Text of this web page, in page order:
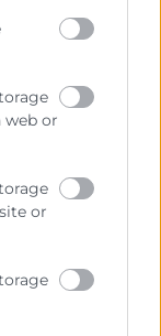
web or
or
Cambra
teixit
paper com a
la inversió i
un entorn
Fòrum